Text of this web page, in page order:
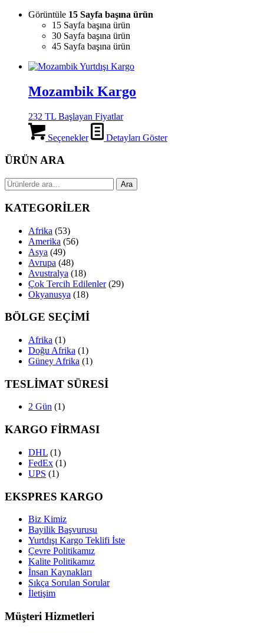
Görüntüle 15 Sayfa başına ürün
15 Sayfa başına ürün
30 Sayfa başına ürün
45 Sayfa başına ürün
Mozambik Kargo
232 TL Başlayan Fiyatlar
Seçenekler Detayları Göster
ÜRÜN ARA
Ara: Ara
KATEGORİLER
Afrika (53)
Amerika (56)
Asya (49)
Avrupa (48)
Avustralya (18)
Çok Tercih Edilenler (29)
Okyanusya (18)
BÖLGE SEÇİMİ
Afrika (1)
Doğu Afrika (1)
Güney Afrika (1)
TESLİMAT SÜRESİ
2 Gün (1)
KARGO FİRMASI
DHL (1)
FedEx (1)
UPS (1)
EKSPRES KARGO
Biz Kimiz
Bayilik Başvurusu
Yurtdışı Kargo Teklifi İste
Çevre Politikamız
Kalite Politikamız
İnsan Kaynakları
Sıkça Sorulan Sorular
İletişim
Müşteri Hizmetleri